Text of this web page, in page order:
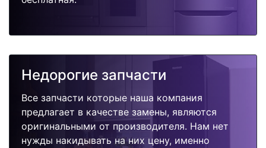
Недорогие запчасти
Все запчасти которые наша компания
предлагает в качестве замены, являются
оригинальными от производителя. Нам нет
нужды накидывать на них цену, именно